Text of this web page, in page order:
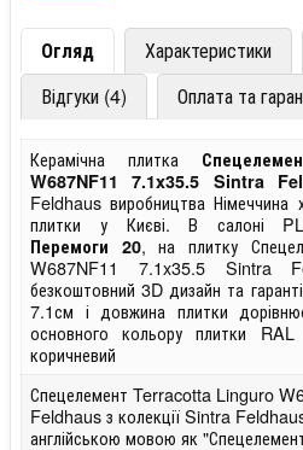
Огляд Характеристики
Відгуки (4)
Оплата та
Керамічна плитка
W687NF11 7.1x35.5 Sintra
Feldhaus виробництва Німеччина
плитки у Києві. В салоні
Перемоги 20, на плитку
W687NF11 7.1x35.5 Sintra
безкоштовний 3D дизайн та
7.1см і довжина плитки
основного кольору плитки
коричневий
Спецелемент Terracotta Linguro
Feldhaus з колекції Sintra
англійською мовою як